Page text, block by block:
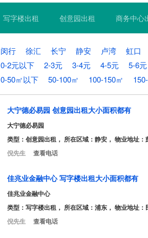
写字楼出租 创意园出租 商务中心
闵行 徐汇 长宁 静安 卢湾 虹口
0-2元以下 2-3元 3-4元 4-5元 5-6元
0-50㎡以下 50-100㎡ 100-150㎡
大宁德必易园 创意园出租大小面积都有
大宁德必易园
类型： 创意园出租 ， 所在区域：静安， 物业地址：
倪先生
查看电话
佳兆业金融中心 写字楼出租大小面积都有
佳兆业金融中心
类型： 写字楼出租 ， 所在区域：浦东， 物业地址：
倪先生
查看电话